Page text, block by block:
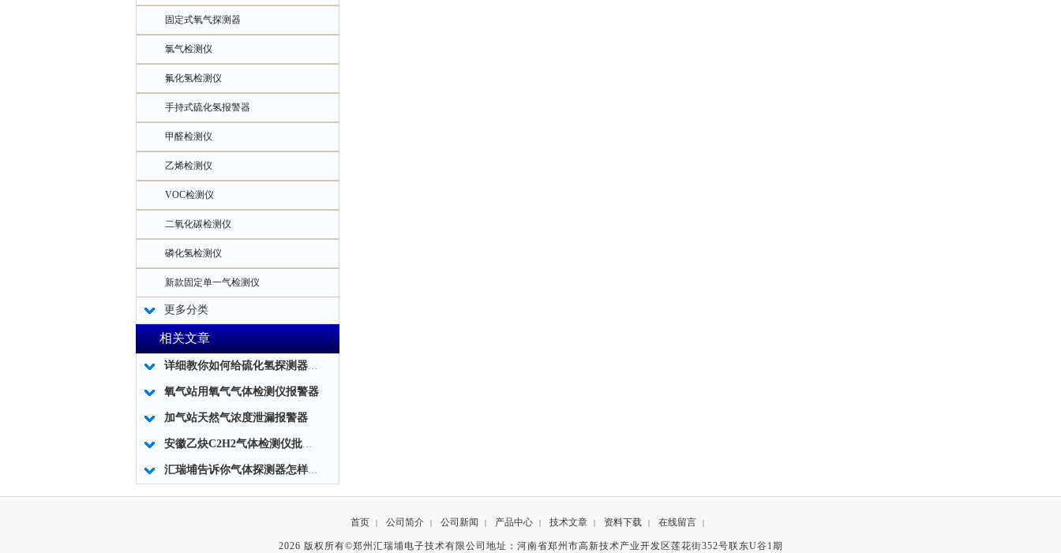
固定式氧气探测器
氯气检测仪
氟化氢检测仪
手持式硫化氢报警器
甲醛检测仪
乙烯检测仪
VOC检测仪
二氧化碳检测仪
磷化氢检测仪
新款固定单一气检测仪
更多分类
相关文章
详细教你如何给硫化氢探测器建立一个系统的方案，一看就懂！
氧气站用氧气气体检测仪报警器
加气站天然气浓度泄漏报警器
安徽乙炔C2H2气体检测仪批发代理
汇瑞埔告诉你气体探测器怎样安装？
首页 | 公司简介 | 公司新闻 | 产品中心 | 技术文章 | 资料下载 | 在线留言 |
2026 版权所有©郑州汇瑞埔电子技术有限公司地址：河南省郑州市高新技术产业开发区莲花街352号联东U谷1期